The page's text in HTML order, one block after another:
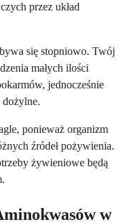
przez układ
się stopniowo. Twój
małych ilości
jednocześnie
ponieważ organizm
źródeł pożywienia.
żywieniowe będą
w